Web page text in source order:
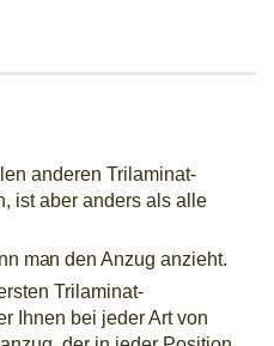
anderen Trilaminat-
ist aber anders als alle
man den Anzug anzieht.
Trilaminat­
Ihnen bei jeder Art von